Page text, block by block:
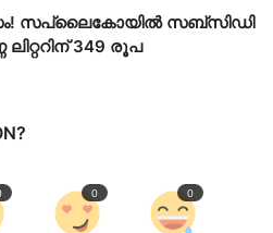
സപ്ലൈകോയിൽ സബ്‌സിഡി
ലിറ്ററിന് 349 രൂപ
0 0